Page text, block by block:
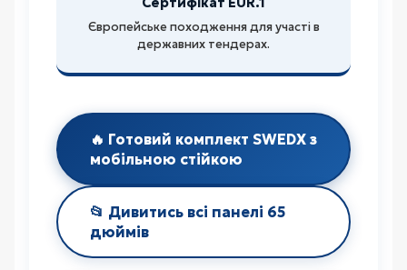
Європейське походження для участі в
державних тендерах.
🔥 Готовий комплект SWEDX з
мобільною стійкою
📂 Дивитись всі панелі 65
дюймів